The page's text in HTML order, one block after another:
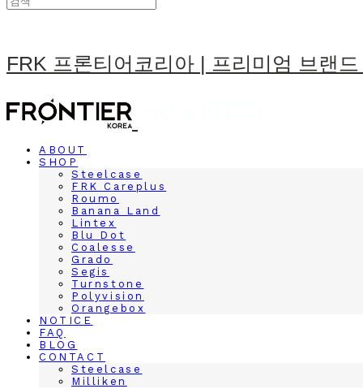
FRK 프론티어코리아 | 프리미엄 브랜
ABOUT
SHOP
Steelcase
FRK Careplus
Roumo
Banana Land
Lintex
Blu Dot
Coalesse
Grado
Segis
Turnstone
Polyvision
Orangebox
NOTICE
FAQ
BLOG
CONTACT
Steelcase
Milliken